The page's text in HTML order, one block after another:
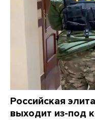
Российская
выходит из-под